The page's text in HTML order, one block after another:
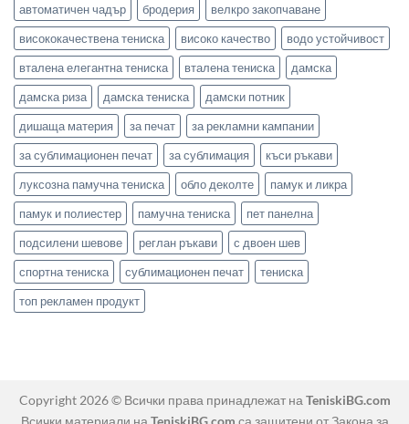
автоматичен чадър
бродерия
велкро закопчаване
висококачествена тениска
високо качество
водо устойчивост
вталена елегантна тениска
вталена тениска
дамска
дамска риза
дамска тениска
дамски потник
дишаща материя
за печат
за рекламни кампании
за сублимационен печат
за сублимация
къси ръкави
луксозна памучна тениска
обло деколте
памук и ликра
памук и полиестер
памучна тениска
пет панелна
подсилени шевове
реглан ръкави
с двоен шев
спортна тениска
сублимационен печат
тениска
топ рекламен продукт
Copyright 2026 © Всички права принадлежат на TeniskiBG.com
Всички материали на TeniskiBG.com са защитени от Закона за